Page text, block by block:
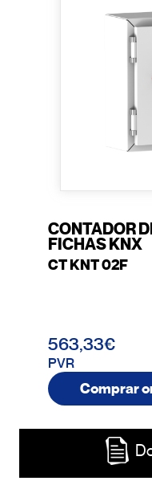
CONTADOR
FICHAS KNX
CT KNT 02F
563,33€
PVR
Comprar